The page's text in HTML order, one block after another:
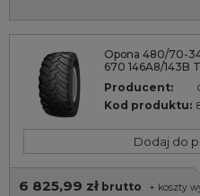
Opona 480/70-
670 146A8/143B
Producent:
Kod produktu:
Dodaj do
6 825,99 zł brutto + koszty